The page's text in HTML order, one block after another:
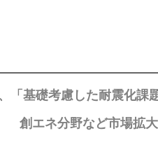
「基礎考慮した耐震化課
創エネ分野など市場拡